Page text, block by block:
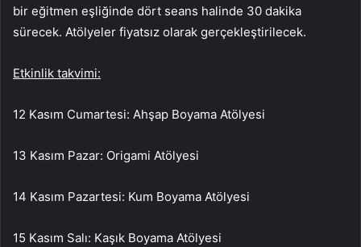
bir eğitmen eşliğinde dört seans halinde 30 dakika
sürecek. Atölyeler fiyatsız olarak gerçekleştirilecek.
Etkinlik takvimi:
12 Kasım Cumartesi: Ahşap Boyama Atölyesi
13 Kasım Pazar: Origami Atölyesi
14 Kasım Pazartesi: Kum Boyama Atölyesi
15 Kasım Salı: Kaşık Boyama Atölyesi